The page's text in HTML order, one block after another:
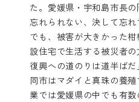
た。愛媛県・宇和島市長
忘れられない、決して忘
でも、被害が大きかった
設住宅で生活する被災者
復興への道のりは道半ばだ
同市はマダイと真珠の養
業では愛媛県の中でも有